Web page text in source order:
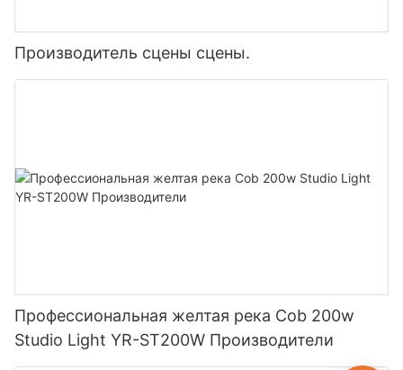
Производитель сцены сцены.
Профессиональная желтая река Cob 200w
Studio Light YR-ST200W Производители